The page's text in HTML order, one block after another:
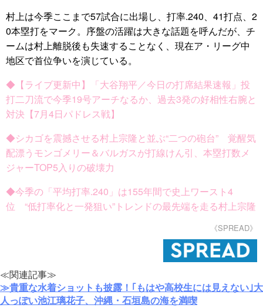
村上は今季ここまで57試合に出場し、打率.240、41打点、2
0本塁打をマーク。序盤の活躍は大きな話題を呼んだが、チ
ームは村上離脱後も失速することなく、現在ア・リーグ中
地区で首位争いを演じている。
◆【ライブ更新中】「大谷翔平／今日の打席結果速報」投
打二刀流で今季19号アーチなるか、過去3発の好相性右腕と
対決【7月4日パドレス戦】
◆シカゴを震撼させる村上宗隆と並ぶ“二つの砲台” 覚醒気
配漂うモンゴメリー＆バルガスが打線けん引、本塁打数メ
ジャーTOP5入りの破壊力
◆今季の「平均打率.240」は155年間で史上ワースト4
位 “低打率化と一発狙い”トレンドの最先端を走る村上宗隆
《SPREAD》
≪関連記事≫
≫貴重な水着ショットも披露！｢もはや高校生には見えない｣大
人っぽい池江璃花子、沖縄・石垣島の海を満喫